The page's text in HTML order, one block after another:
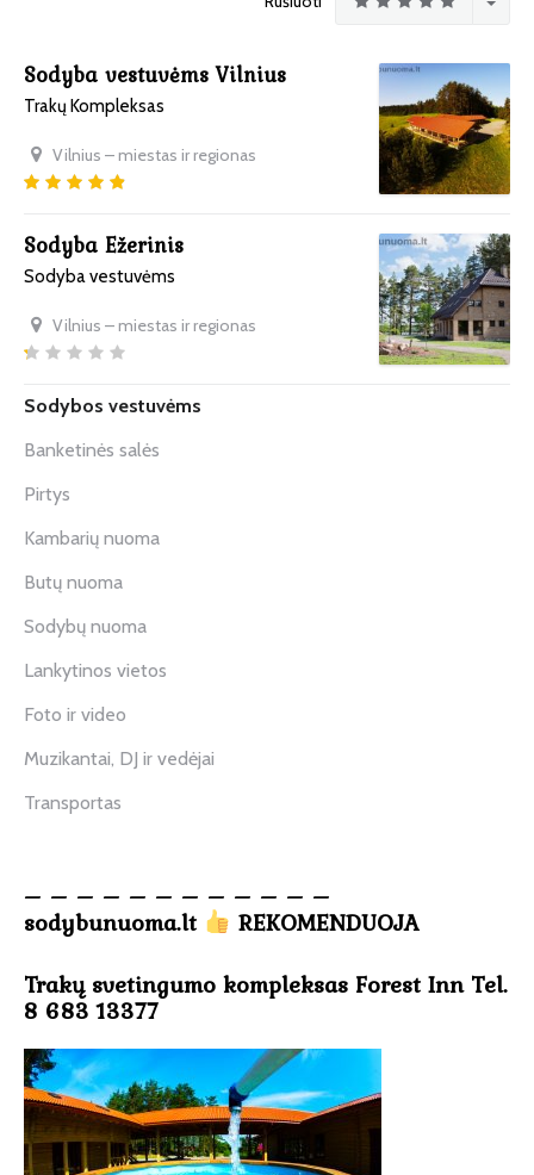
Sodyba vestuvėms Vilnius
Trakų Kompleksas
Vilnius – miestas ir regionas
Sodyba Ežerinis
Sodyba vestuvėms
Vilnius – miestas ir regionas
Sodybos vestuvėms
Banketinės salės
Pirtys
Kambarių nuoma
Butų nuoma
Sodybų nuoma
Lankytinos vietos
Foto ir video
Muzikantai, DJ ir vedėjai
Transportas
– – – – – – – – – – – –
sodybunuoma.lt
REKOMENDUOJA
Trakų svetingumo kompleksas Forest Inn Tel.
8 683 13377